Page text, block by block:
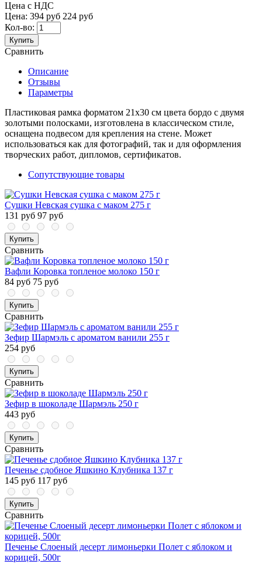
Цена с НДС
Цена: 394 руб 224 руб
Кол-во:
Купить
Сравнить
Описание
Отзывы
Параметры
Пластиковая рамка форматом 21х30 см цвета бордо с двумя
золотыми полосками, изготовлена в классическом стиле,
оснащена подвесом для крепления на стене. Может
использоваться как для фотографий, так и для оформления
творческих работ, дипломов, сертификатов.
Сопутствующие товары
Сушки Невская сушка с маком 275 г
131 руб 97 руб
Купить
Сравнить
Вафли Коровка топленое молоко 150 г
84 руб 75 руб
Купить
Сравнить
Зефир Шармэль с ароматом ванили 255 г
254 руб
Купить
Сравнить
Зефир в шоколаде Шармэль 250 г
443 руб
Купить
Сравнить
Печенье сдобное Яшкино Клубника 137 г
145 руб 117 руб
Купить
Сравнить
Печенье Слоеный десерт лимоньерки Полет с яблоком и
корицей, 500г